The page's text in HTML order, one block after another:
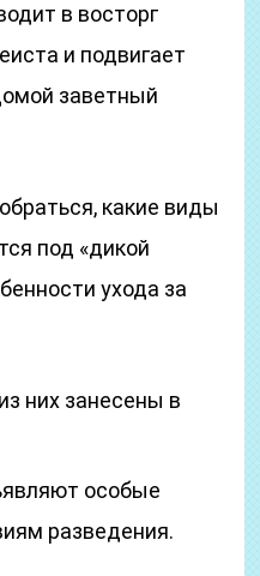
в восторг
и подвигает
заветный
какие виды
под «дикой
ухода за
них занесены в
особые
разведения.